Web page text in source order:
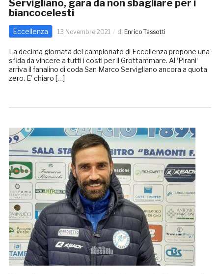
Servigliano, gara da non sbagliare per i
biancocelesti
Eccellenza 13 Novembre 2021 di Enrico Tassotti
La decima giornata del campionato di Eccellenza propone una
sfida da vincere a tutti i costi per il Grottammare. Al ‘Pirani‘
arriva il fanalino di coda San Marco Servigliano ancora a quota
zero. E’ chiaro […]